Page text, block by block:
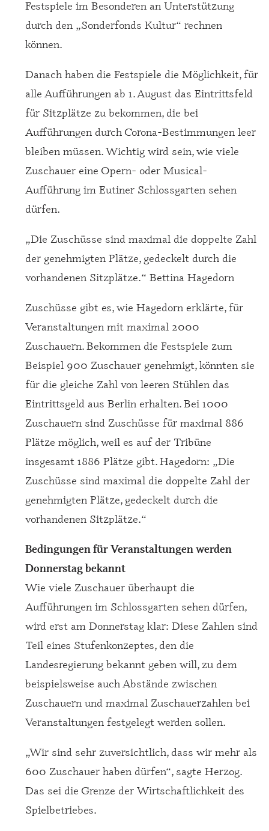
Festspiele im Besonderen an Unterstützung
durch den „Sonderfonds Kultur“ rechnen
können.
Danach haben die Festspiele die Möglichkeit, für
alle Aufführungen ab 1. August das Eintrittsfeld
für Sitzplätze zu bekommen, die bei
Aufführungen durch Corona-Bestimmungen leer
bleiben müssen. Wichtig wird sein, wie viele
Zuschauer eine Opern- oder Musical-
Aufführung im Eutiner Schlossgarten sehen
dürfen.
„Die Zuschüsse sind maximal die doppelte Zahl
der genehmigten Plätze, gedeckelt durch die
vorhandenen Sitzplätze.“ Bettina Hagedorn
Zuschüsse gibt es, wie Hagedorn erklärte, für
Veranstaltungen mit maximal 2000
Zuschauern. Bekommen die Festspiele zum
Beispiel 900 Zuschauer genehmigt, könnten sie
für die gleiche Zahl von leeren Stühlen das
Eintrittsgeld aus Berlin erhalten. Bei 1000
Zuschauern sind Zuschüsse für maximal 886
Plätze möglich, weil es auf der Tribüne
insgesamt 1886 Plätze gibt. Hagedorn: „Die
Zuschüsse sind maximal die doppelte Zahl der
genehmigten Plätze, gedeckelt durch die
vorhandenen Sitzplätze.“
Bedingungen für Veranstaltungen werden
Donnerstag bekannt
Wie viele Zuschauer überhaupt die
Aufführungen im Schlossgarten sehen dürfen,
wird erst am Donnerstag klar: Diese Zahlen sind
Teil eines Stufenkonzeptes, den die
Landesregierung bekannt geben will, zu dem
beispielsweise auch Abstände zwischen
Zuschauern und maximal Zuschauerzahlen bei
Veranstaltungen festgelegt werden sollen.
„Wir sind sehr zuversichtlich, dass wir mehr als
600 Zuschauer haben dürfen“, sagte Herzog.
Das sei die Grenze der Wirtschaftlichkeit des
Spielbetriebes.